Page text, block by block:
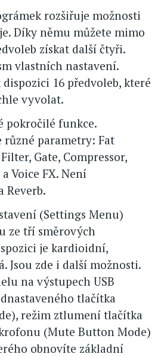
rozšiřuje možnosti
Díky němu můžete mimo
získat další čtyři.
vlastních nastavení.
16 předvoleb, které
vyvolat.
pokročilé funkce.
různé parametry: Fat
Gate, Compressor,
Voice FX. Není
Reverb.
(Settings Menu)
ze tří směrových
je kardioidní,
Jsou zde i další možnosti.
na výstupech USB
tlačítka
režim ztlumení tlačítka
(Mute Button Mode)
obnovíte základní